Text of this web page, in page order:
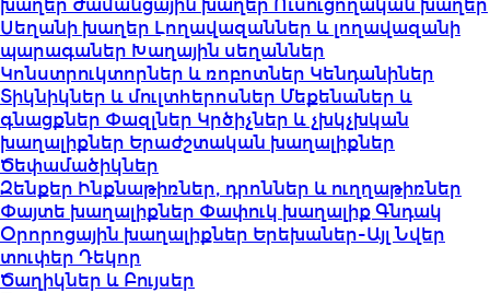
խաղեր Ժամանցային խաղեր Ուսուցողական խաղեր
Սեղանի խաղեր Լողավազաններ և լողավազանի
պարագաներ Խաղային սեղաններ
Կոնստրուկտորներ և ռոբոտներ Կենդանիներ
Տիկնիկներ և մուլտհերոսներ Մեքենաներ և
գնացքներ Փազլներ Կրծիչներ և չխկչխկան
խաղալիքներ Երաժշտական խաղալիքներ
Ծեփամածիկներ
Զենքեր Ինքնաթիռներ, դրոններ և ուղղաթիռներ
Փայտե խաղալիքներ Փափուկ խաղալիքԳնդակ
Օրորոցային խաղալիքներ Երեխաներ-ԱյլՆվեր
տուփեր Դեկոր
Ծաղիկներ և Բույսեր